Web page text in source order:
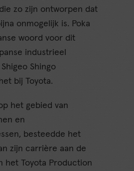
zo zijn ontworpen dat
onmogelijk is. Poka
woord voor dit
industrieel
Shingo
bij Toyota.
het gebied van
en
besteedde het
zijn carrière aan de
het Toyota Production